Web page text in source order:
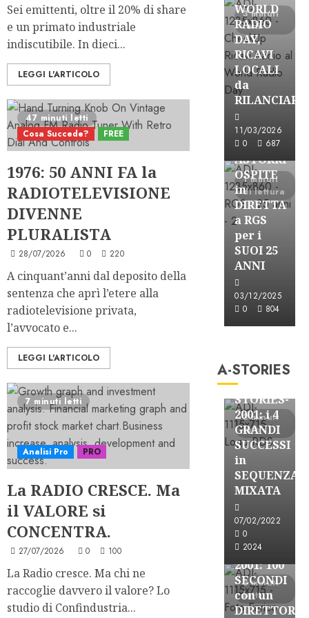
Sei emittenti, oltre il 20% di share
e un primato industriale
indiscutibile. In dieci...
LEGGI L'ARTICOLO
47 minuti letti
Cosa Succede?
FREE
1976: 50 ANNI FA la
RADIOTELEVISIONE
DIVENNE
PLURALISTA
28/07/2026 0 220
A cinquant’anni dal deposito della
sentenza che aprì l’etere alla
radiotelevisione privata,
l’avvocato e...
LEGGI L'ARTICOLO
7 minuti letti
Analisi Pro PRO
La RADIO CRESCE. Ma
il VALORE si
CONCENTRA.
27/07/2026 0 100
La Radio cresce. Ma chi ne
raccoglie davvero il valore? Lo
studio di Confindustria...
3 minuti
letti
WORLD
RADIO
DAY,
RICAVI
LOCALI
da
RILANCIARE
11/03/2026
0
687
1 minuti
di lettura
Astorri News
FREE
ASTORRI
OSPITE
in
DIRETTA
a RGS
per i
SUOI 25
ANNI
03/12/2025
0
804
A-STORIES
3 minuti
letti
FREE
A-
STORIES-
2001: i 4
GRANDI
SUCCESSI
in
SEQUENZA
MIXATA
07/02/2022
0
2024
3 minuti
letti
A-Stories
FREE
A-
STORIES-
2001: 100
SECONDI
con un
DIRETTORE